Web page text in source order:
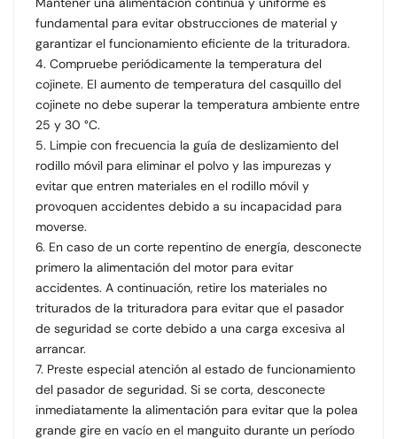
fundamental para evitar obstrucciones de material y
garantizar el funcionamiento eficiente de la trituradora.
4. Compruebe periódicamente la temperatura del
cojinete. El aumento de temperatura del casquillo del
cojinete no debe superar la temperatura ambiente entre
25 y 30 °C.
5. Limpie con frecuencia la guía de deslizamiento del
rodillo móvil para eliminar el polvo y las impurezas y
evitar que entren materiales en el rodillo móvil y
provoquen accidentes debido a su incapacidad para
moverse.
6. En caso de un corte repentino de energía, desconecte
primero la alimentación del motor para evitar
accidentes. A continuación, retire los materiales no
triturados de la trituradora para evitar que el pasador
de seguridad se corte debido a una carga excesiva al
arrancar.
7. Preste especial atención al estado de funcionamiento
del pasador de seguridad. Si se corta, desconecte
inmediatamente la alimentación para evitar que la polea
grande gire en vacío en el manguito durante un período